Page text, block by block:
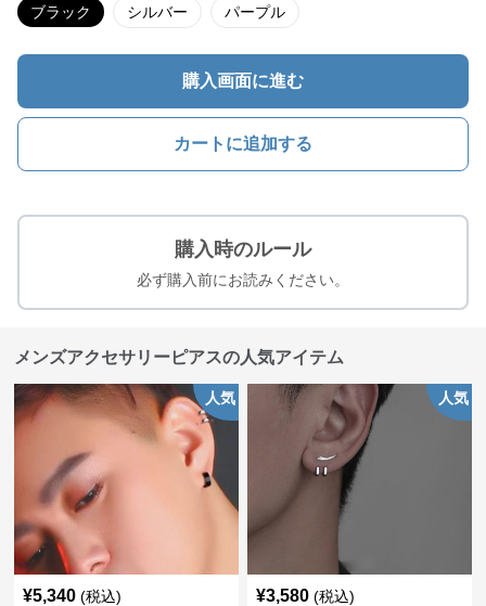
ブラック シルバー パープル
購入画面に進む
カートに追加する
購入時のルール
必ず購入前にお読みください。
メンズアクセサリーピアスの人気アイテム
人気
¥5,340 (税込)
人気
¥3,580 (税込)